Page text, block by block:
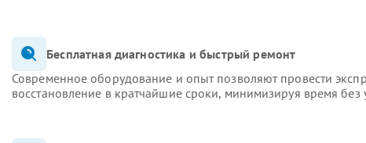
Бесплатная диагностика и быстрый ремонт
Современное оборудование и опыт позволяют провести
восстановление в кратчайшие сроки, минимизируя время без